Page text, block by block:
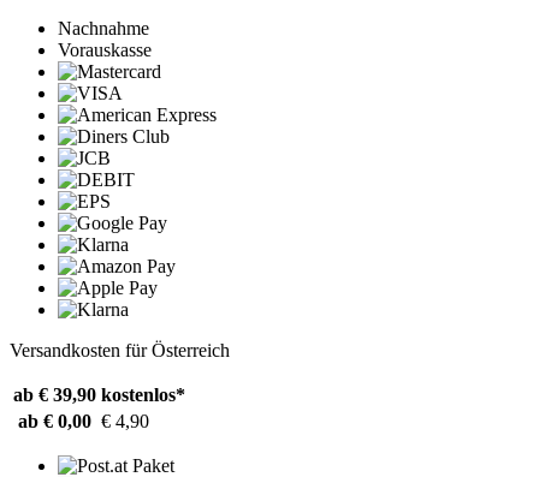
Nachnahme
Vorauskasse
Versandkosten für Österreich
ab € 39,90 kostenlos*
ab € 0,00 € 4,90